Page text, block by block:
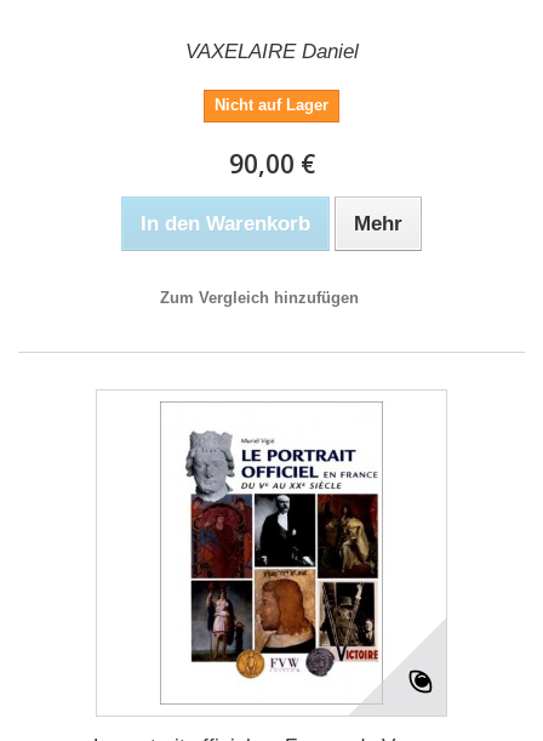
VAXELAIRE Daniel
Nicht auf Lager
90,00 €
In den Warenkorb Mehr
Zum Vergleich hinzufügen